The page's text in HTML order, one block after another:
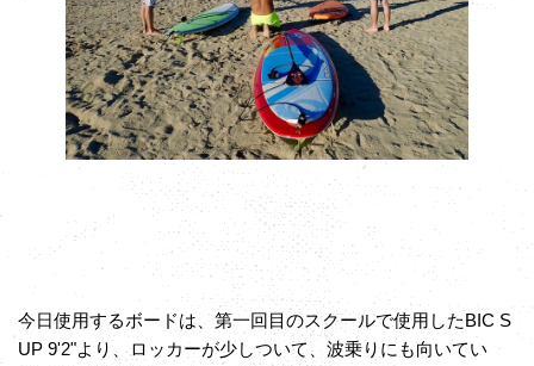
今日使用するボードは、第一回目のスクールで使用したBIC S
UP 9'2"より、ロッカーが少しついて、波乗りにも向いてい